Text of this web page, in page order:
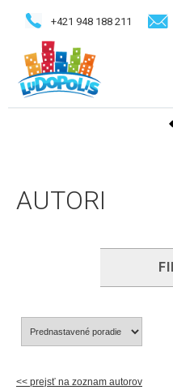
+421 948 188 211
AUTORI
<< prejsť na zoznam autorov